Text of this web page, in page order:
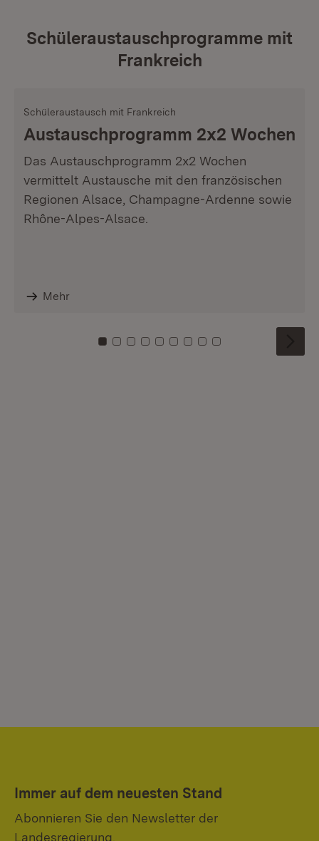
Schüleraustauschprogramme mit
Frankreich
Schüleraustausch mit Frankreich
Austauschprogramm 2x2 Wochen
Das Austauschprogramm 2x2 Wochen
vermittelt Austausche mit den französischen
Regionen Alsace, Champagne-Ardenne sowie
Rhône-Alpes-Alsace.
Mehr
Zu Kachel: 0
Zu Kachel: 1
Zu Kachel: 2
Zu Kachel: 3
Zu Kachel: 4
Zu Kachel: 5
Zu Kachel: 6
Zu Kachel: 7
Zu Kachel: 8
Immer auf dem neuesten Stand
Abonnieren Sie den Newsletter der
Landesregierung.